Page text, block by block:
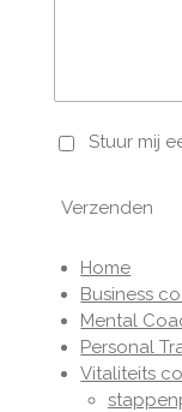
Stuur mij
Verzenden
Home
Business
Mental
Personal
Vitaliteits